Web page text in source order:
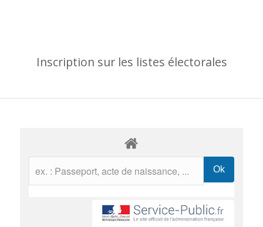
Inscription sur les listes électorales